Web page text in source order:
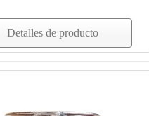
Detalles de producto